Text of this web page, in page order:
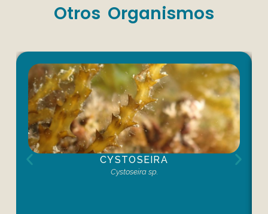
Otros Organismos
CYSTOSEIRA
Cystoseira sp.